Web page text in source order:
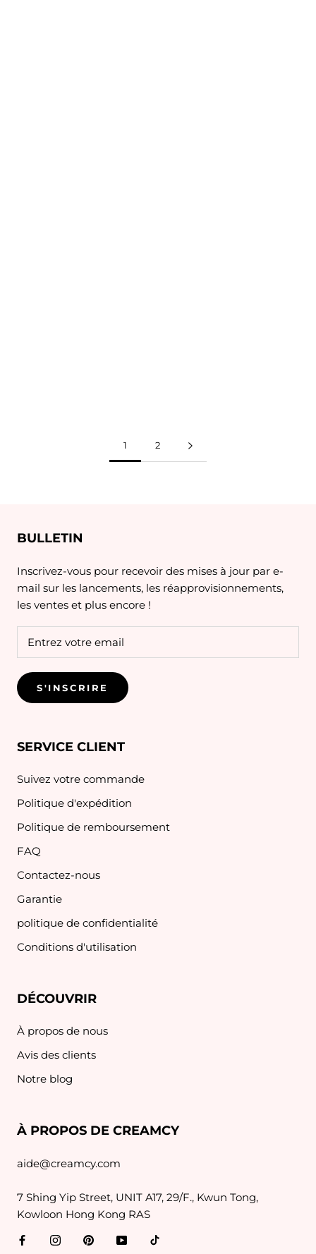
1 2
BULLETIN
Inscrivez-vous pour recevoir des mises à jour par e-
mail sur les lancements, les réapprovisionnements,
les ventes et plus encore !
S'INSCRIRE
SERVICE CLIENT
Suivez votre commande
Politique d'expédition
Politique de remboursement
FAQ
Contactez-nous
Garantie
politique de confidentialité
Conditions d'utilisation
DÉCOUVRIR
À propos de nous
Avis des clients
Notre blog
À PROPOS DE CREAMCY
aide@creamcy.com
7 Shing Yip Street, UNIT A17, 29/F., Kwun Tong,
Kowloon Hong Kong RAS